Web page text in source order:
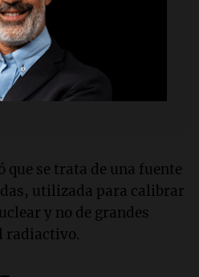
sobre el robo de una
material radiactivo
que se trata de una fuente
utilizada para calibrar
y no de grandes
radiactivo.